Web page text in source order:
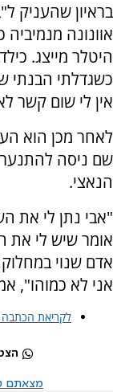
אוונונה
היטלר מייצג.
כשגדלתי הבנתי
אין לי שום קשר
לאחר מכן הוא
שם ניסה
הנאצי.
"אבי נתן לי את
אומר שיש לי את
אדם שנוי
אני לא כמוהו",
לקריאת
מצאתם